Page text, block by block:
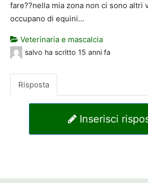
fare??nella mia zona non ci sono altri
occupano di equini…
Veterinaria e mascalcia
salvo ha scritto 15 anni fa
Risposta
Inserisci